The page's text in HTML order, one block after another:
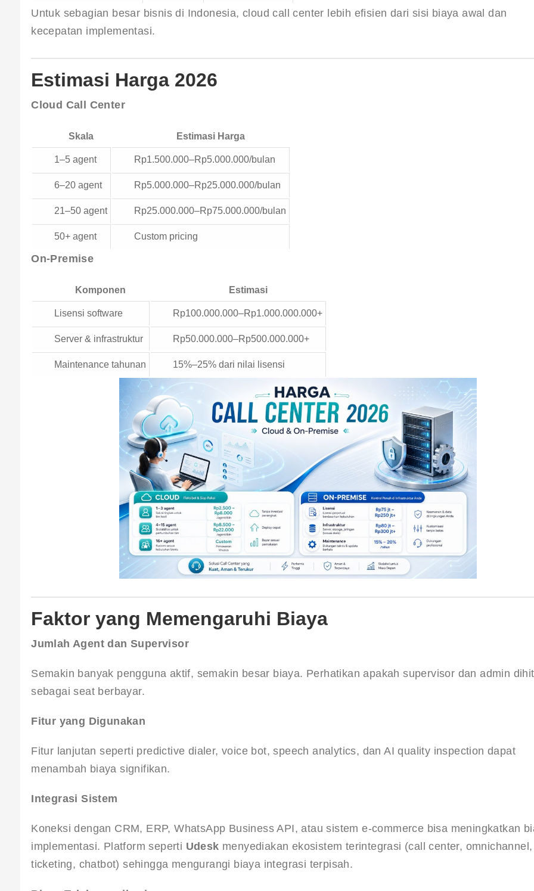
Untuk sebagian besar bisnis di Indonesia, cloud call center lebih efisien dari sisi biaya awal dan
kecepatan implementasi.
Estimasi Harga 2026
Cloud Call Center
Skala Estimasi Harga
1–5 agent Rp1.500.000–Rp5.000.000/bulan
6–20 agent Rp5.000.000–Rp25.000.000/bulan
21–50 agent Rp25.000.000–Rp75.000.000/bulan
50+ agent Custom pricing
On-Premise
Komponen Estimasi
Lisensi software Rp100.000.000–Rp1.000.000.000+
Server & infrastruktur Rp50.000.000–Rp500.000.000+
Maintenance tahunan 15%–25% dari nilai lisensi
Faktor yang Memengaruhi Biaya
Jumlah Agent dan Supervisor
Semakin banyak pengguna aktif, semakin besar biaya. Perhatikan apakah supervisor dan admin
sebagai seat berbayar.
Fitur yang Digunakan
Fitur lanjutan seperti predictive dialer, voice bot, speech analytics, dan AI quality inspection dapat
menambah biaya signifikan.
Integrasi Sistem
Koneksi dengan CRM, ERP, WhatsApp Business API, atau sistem e-commerce bisa meningkatkan
implementasi. Platform seperti Udesk menyediakan ekosistem terintegrasi (call center,
ticketing, chatbot) sehingga mengurangi biaya integrasi terpisah.